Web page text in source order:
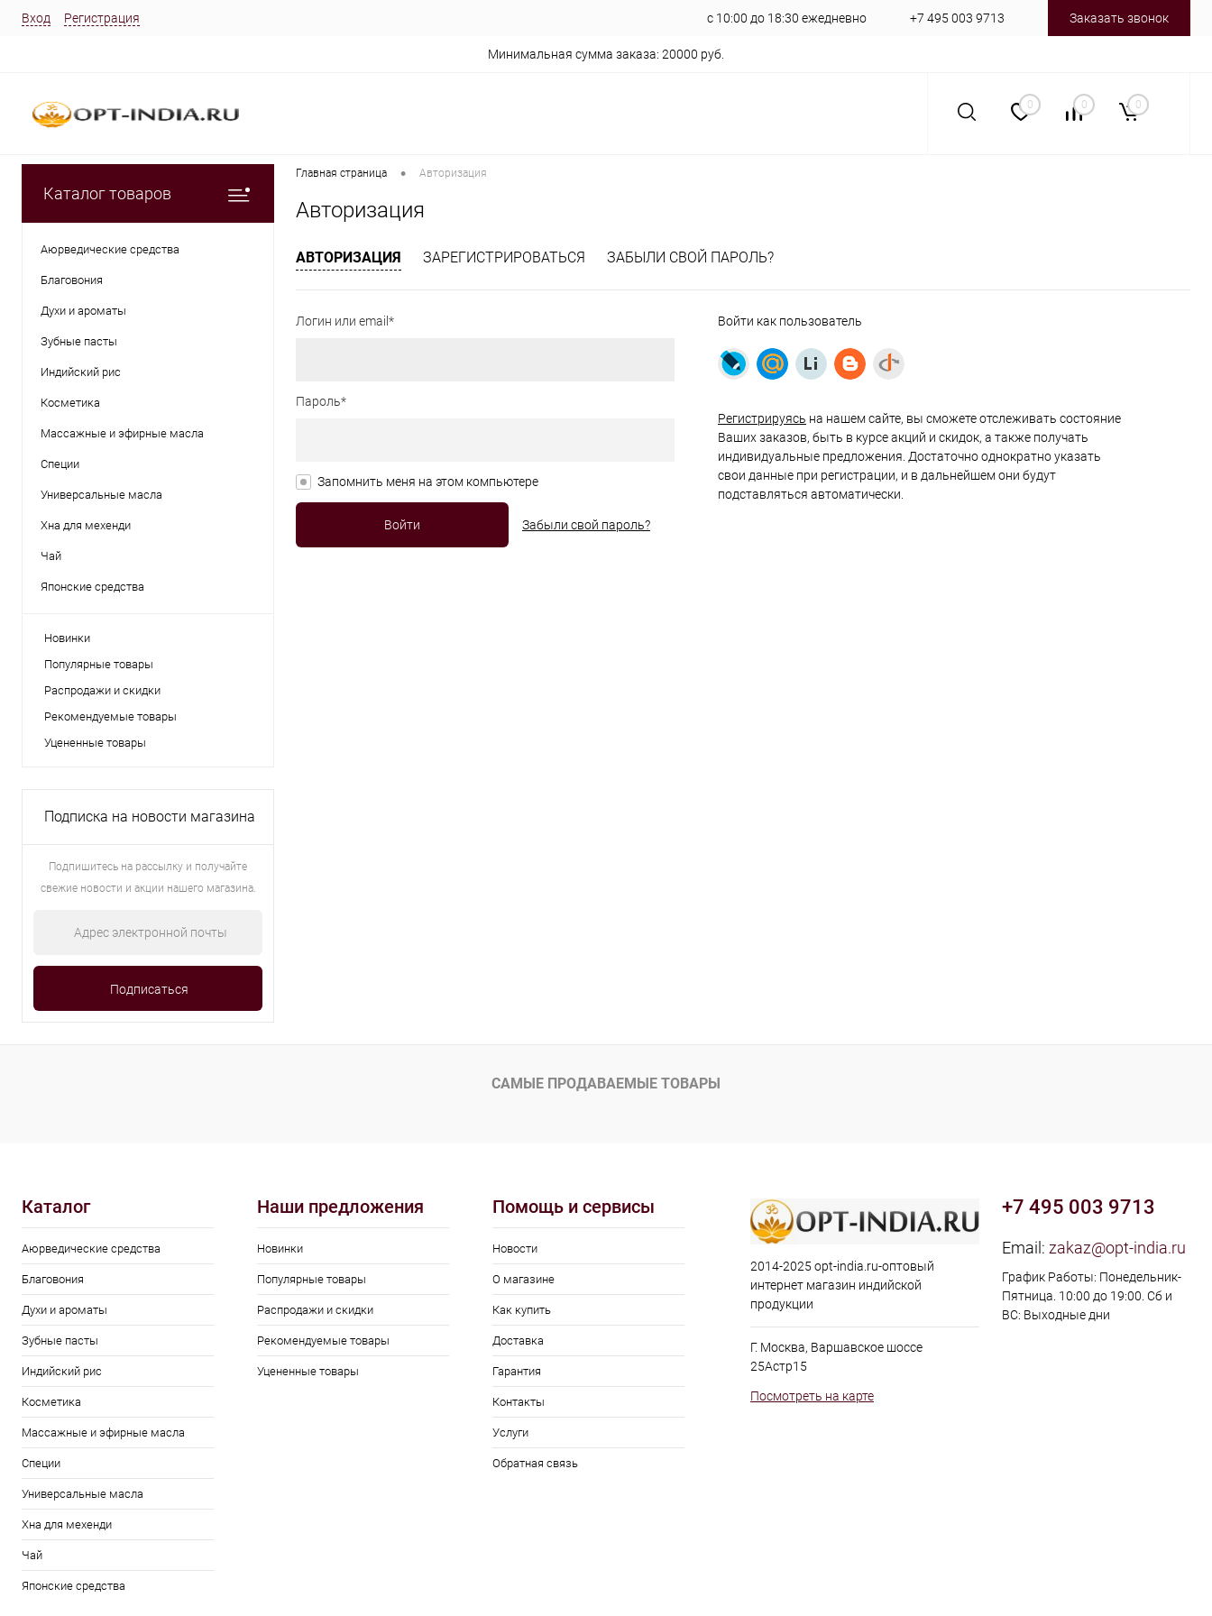
Вход Регистрация с 10:00 до 18:30 ежедневно +7 495 003 9713 Заказать звонок
Минимальная сумма заказа: 20000 руб.
0 0 0
Каталог товаров
Аюрведические средства
Благовония
Духи и ароматы
Зубные пасты
Индийский рис
Косметика
Массажные и эфирные масла
Специи
Универсальные масла
Хна для мехенди
Чай
Японские средства
Новинки
Популярные товары
Распродажи и скидки
Рекомендуемые товары
Уцененные товары
Подписка на новости магазина
Подпишитесь на рассылку и получайте
свежие новости и акции нашего магазина.
Главная страница • Авторизация
Авторизация
АВТОРИЗАЦИЯ ЗАРЕГИСТРИРОВАТЬСЯ ЗАБЫЛИ СВОЙ ПАРОЛЬ?
Логин или email*
Пароль*
Запомнить меня на этом компьютере
Забыли свой пароль?
Войти как пользователь
Регистрируясь на нашем сайте, вы сможете отслеживать состояние
Ваших заказов, быть в курсе акций и скидок, а также получать
индивидуальные предложения. Достаточно однократно указать
свои данные при регистрации, и в дальнейшем они будут
подставляться автоматически.
САМЫЕ ПРОДАВАЕМЫЕ ТОВАРЫ
Каталог
Аюрведические средства
Благовония
Духи и ароматы
Зубные пасты
Индийский рис
Косметика
Массажные и эфирные масла
Специи
Универсальные масла
Хна для мехенди
Чай
Японские средства
Наши предложения
Новинки
Популярные товары
Распродажи и скидки
Рекомендуемые товары
Уцененные товары
Помощь и сервисы
Новости
О магазине
Как купить
Доставка
Гарантия
Контакты
Услуги
Обратная связь
2014-2025 opt-india.ru-оптовый
интернет магазин индийской
продукции
Г. Москва, Варшавское шоссе
25Астр15
Посмотреть на карте
+7 495 003 9713
Email: zakaz@opt-india.ru
График Работы: Понедельник-
Пятница. 10:00 до 19:00. Сб и
ВС: Выходные дни